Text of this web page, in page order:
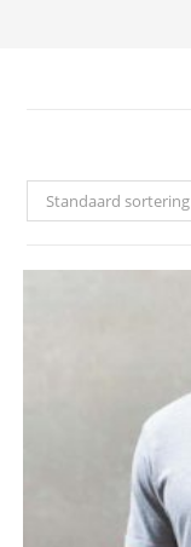
Standaard sortering